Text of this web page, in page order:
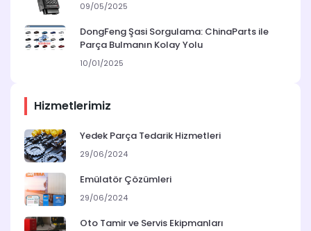
09/05/2025
DongFeng Şasi Sorgulama: ChinaParts ile
Parça Bulmanın Kolay Yolu
10/01/2025
Hizmetlerimiz
Yedek Parça Tedarik Hizmetleri
29/06/2024
Emülatör Çözümleri
29/06/2024
Oto Tamir ve Servis Ekipmanları